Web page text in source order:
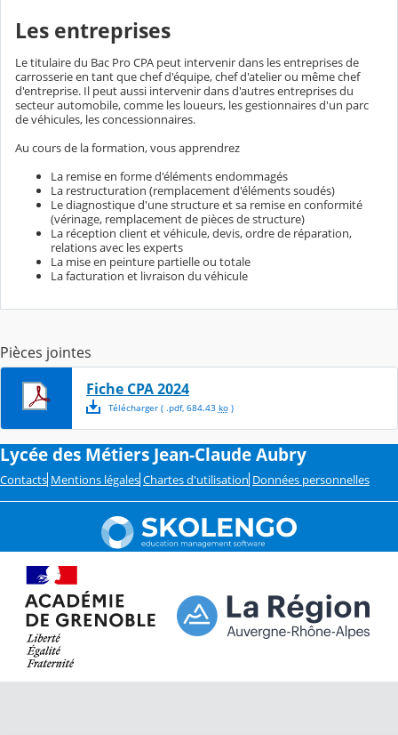
Les entreprises
Le titulaire du Bac Pro CPA peut intervenir dans les entreprises de
carrosserie en tant que chef d'équipe, chef d'atelier ou même chef
d'entreprise. Il peut aussi intervenir dans d'autres entreprises du
secteur automobile, comme les loueurs, les gestionnaires d'un parc
de véhicules, les concessionnaires.
Au cours de la formation, vous apprendrez
La remise en forme d'éléments endommagés
La restructuration (remplacement d'éléments soudés)
Le diagnostique d'une structure et sa remise en conformité
(vérinage, remplacement de pièces de structure)
La réception client et véhicule, devis, ordre de réparation,
relations avec les experts
La mise en peinture partielle ou totale
La facturation et livraison du véhicule
Pièces jointes
Fiche CPA 2024
Télécharger( .pdf, 684.43 ko)
Lycée des Métiers Jean-Claude Aubry
Contacts Mentions légales Chartes d'utilisation Données personnelles